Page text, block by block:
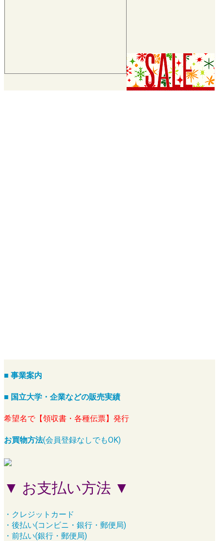
■ 事業案内
■ 国立大学・企業などの販売実績
希望名で【領収書・各種伝票】発行
お買物方法(会員登録なしでもOK)
▼ お支払い方法 ▼
・クレジットカード
・後払い(コンビニ・銀行・郵便局)
・前払い(銀行・郵便局)